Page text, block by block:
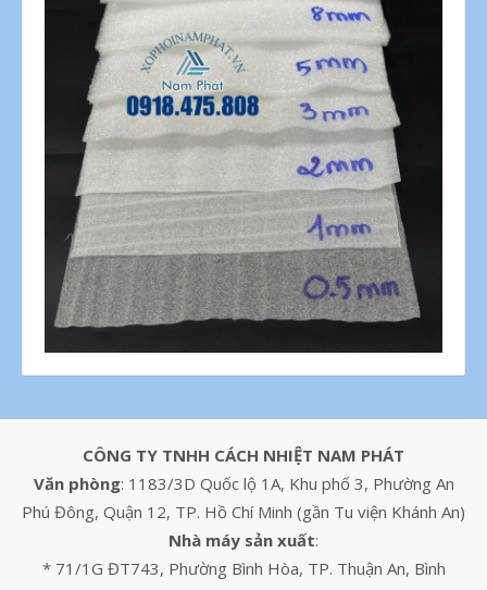
CÔNG TY TNHH CÁCH NHIỆT NAM PHÁT
Văn phòng: 1183/3D Quốc lộ 1A, Khu phố 3, Phường An
Phú Đông, Quận 12, TP. Hồ Chí Minh (gần Tu viện Khánh An)
Nhà máy sản xuất:
* 71/1G ĐT743, Phường Bình Hòa, TP. Thuận An, Bình